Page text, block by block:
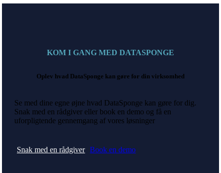
KOM I GANG MED DATASPONGE
Oplev hvad DataSponge kan gøre for din virksomhed
Se med dine egne øjne hvad DataSponge kan gøre for dig.
Snak med en rådgiver eller book en demo og få en
uforpligtende gennemgang af vores løsninger
Snak med en rådgiver Book en demo